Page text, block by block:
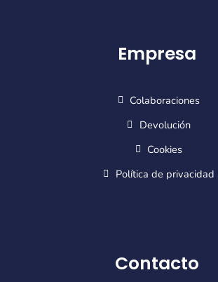
Empresa
Colaboraciones
Devolución
Cookies
Política de privacidad
Contacto